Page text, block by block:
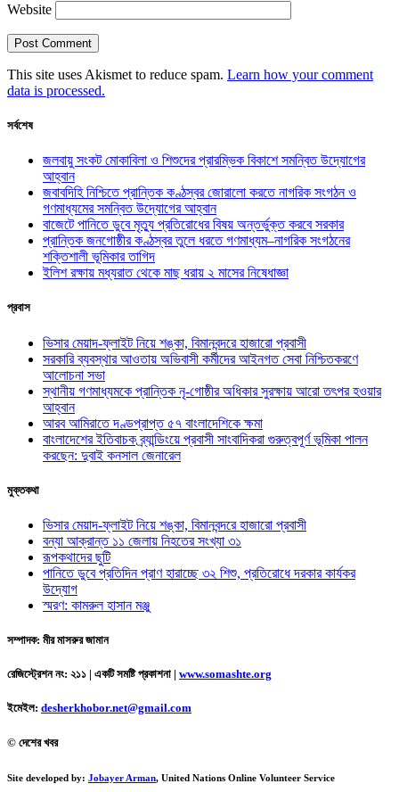
Website
This site uses Akismet to reduce spam. Learn how your comment
data is processed.
সর্বশেষ
জলবায়ু সংকট মোকাবিলা ও শিশুদের প্রারম্ভিক বিকাশে সমন্বিত উদ্যোগের
আহ্বান
জবাবদিহি নিশ্চিতে প্রান্তিক কণ্ঠস্বর জোরালো করতে নাগরিক সংগঠন ও
গণমাধ্যমের সমন্বিত উদ্যোগের আহ্বান
বাজেটে পানিতে ডুবে মৃত্যু প্রতিরোধের বিষয় অন্তর্ভুক্ত করবে সরকার
প্রান্তিক জনগোষ্ঠীর কণ্ঠস্বর তুলে ধরতে গণমাধ্যম–নাগরিক সংগঠনের
শক্তিশালী ভূমিকার তাগিদ
ইলিশ রক্ষায় মধ্যরাত থেকে মাছ ধরায় ২ মাসের নিষেধাজ্ঞা
প্রবাস
ভিসার মেয়াদ-ফ্লাইট নিয়ে শঙ্কা, বিমানবন্দরে হাজারো প্রবাসী
সরকারি ব্যবস্থার আওতায় অভিবাসী কর্মীদের আইনগত সেবা নিশ্চিতকরণে
আলোচনা সভা
স্থানীয় গণমাধ্যমকে প্রান্তিক নৃ-গোষ্ঠীর অধিকার সুরক্ষায় আরো তৎপর হওয়ার
আহ্বান
আরব আমিরাতে দণ্ডপ্রাপ্ত ৫৭ বাংলাদেশিকে ক্ষমা
বাংলাদেশের ইতিবাচক ব্র্যান্ডিংয়ে প্রবাসী সাংবাদিকরা গুরুত্বপূর্ণ ভূমিকা পালন
করছেন: দুবাই কনসাল জেনারেল
মুক্তকথা
ভিসার মেয়াদ-ফ্লাইট নিয়ে শঙ্কা, বিমানবন্দরে হাজারো প্রবাসী
বন্যা আক্রান্ত ১১ জেলায় নিহতের সংখ্যা ৩১
রূপকথাদের ছুটি
পানিতে ডুবে প্রতিদিন প্রাণ হারাচ্ছে ৩২ শিশু, প্রতিরোধে দরকার কার্যকর
উদ্যোগ
স্মরণ: কামরুল হাসান মঞ্জু
সম্পাদক: মীর মাসরুর জামান
রেজিস্ট্রেশন নং: ২১১ | একটি সমষ্টি প্রকাশনা | www.somashte.org
ইমেইল: desherkhobor.net@gmail.com
© দেশের খবর
Site developed by: Jobayer Arman, United Nations Online Volunteer Service